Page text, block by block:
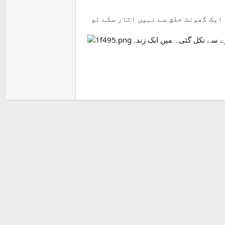
گھونٹ حلق سے نہیں اتار سکے تو
سے نکل گئی۔ میں ایک زندہ